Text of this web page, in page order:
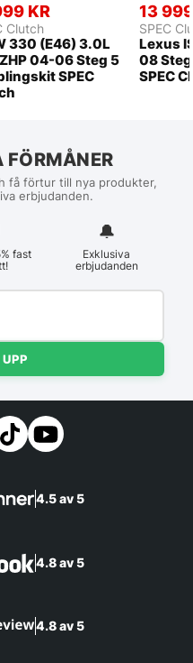
KR
Clutch
330 (E46) 3.0L
04-06 Steg 5
SPEC
13
SPEC
Lexus
08
SPEC
FÖRMÅNER
få förtur till nya produkter,
erbjudanden.
fast
🔔
Exklusiva
erbjudanden
4.5 av 5
4.8 av 5
4.8 av 5